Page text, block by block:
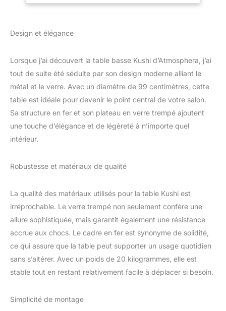
Fer et Verre Trempé. -
Design et élégance
Lorsque j’ai découvert la table basse Kushi d’Atmosphera, j’ai
tout de suite été séduite par son design moderne alliant le
métal et le verre. Avec un diamètre de 99 centimètres, cette
table est idéale pour devenir le point central de votre salon.
Sa structure en fer et son plateau en verre trempé ajoutent
une touche d’élégance et de légèreté à n’importe quel
intérieur.
Robustesse et matériaux de qualité
La qualité des matériaux utilisés pour la table Kushi est
irréprochable. Le verre trempé non seulement confère une
allure sophistiquée, mais garantit également une résistance
accrue aux chocs. Le cadre en fer est synonyme de solidité,
ce qui assure que la table peut supporter un usage quotidien
sans s’altérer. Avec un poids de 20 kilogrammes, elle est
stable tout en restant relativement facile à déplacer si besoin.
Simplicité de montage